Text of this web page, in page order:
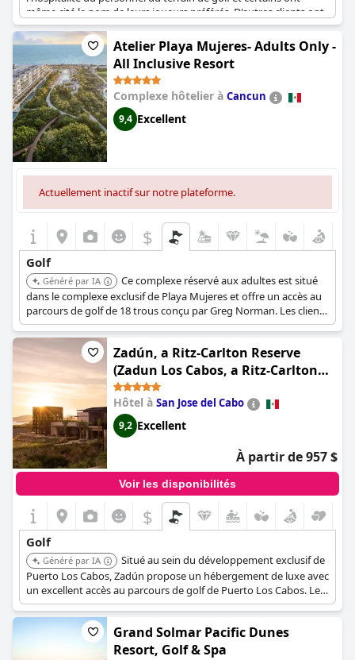
même cité le nom de leurs joueurs préférés. D'autres clients ont
apprécié de profiter du service de navette de l'hôtel pour se
rendre dans les restaurants voisins, notamment le populaire
steakhouse brésilien. Même les avis négatifs ne mentionnent
aucun problème lié au parcours de golf, ce qui indique que le
coût supplémentaire en vaut vraiment la peine. Si vous
souhaitez combiner un hébergement de luxe avec une
expérience de golf mémorable, ne cherchez pas plus loin que le
Secrets Playa Mujeres Golf & Spa Resort.
Atelier Playa Mujeres- Adults Only -
All Inclusive Resort
Complexe hôtelier à Cancun
9,4 Excellent
Actuellement inactif sur notre plateforme.
$
Golf
Généré par IA
Ce complexe réservé aux adultes est situé
dans le complexe exclusif de Playa Mujeres et offre un accès au
parcours de golf de 18 trous conçu par Greg Norman. Les clients
séjournant dans les suites INSPIRA bénéficient d'avantages tels
que des green fees gratuits et l'utilisation illimitée des
installations d'entraînement le jour du match. Le concierge est
disponible pour aider avec les réservations, le transport et les
locations.
Zadún, a Ritz-Carlton Reserve
(Zadun Los Cabos, a Ritz-Carlton
Reserve)
Hôtel à San Jose del Cabo
9,2 Excellent
À partir de 957 $
Voir les disponibilités
$
Golf
Généré par IA
Situé au sein du développement exclusif de
Puerto Los Cabos, Zadún propose un hébergement de luxe avec
un excellent accès au parcours de golf de Puerto Los Cabos. Le
complexe est intégré dans une communauté centrée sur le golf
et la marina.
Grand Solmar Pacific Dunes
Resort, Golf & Spa